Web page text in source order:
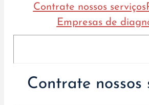
Contrate nossos serviços
Empresas de
Contrate nossos